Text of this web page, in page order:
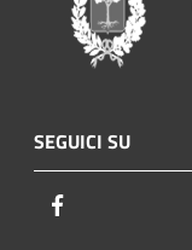
SEGUICI SU